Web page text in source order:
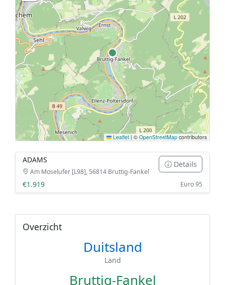
Leaflet | © OpenStreetMap contributors
ADAMS
Am Moselufer [L98], 56814 Bruttig-Fankel
Details
€1.919 Euro 95
Overzicht
Duitsland
Land
Bruttig-Fankel